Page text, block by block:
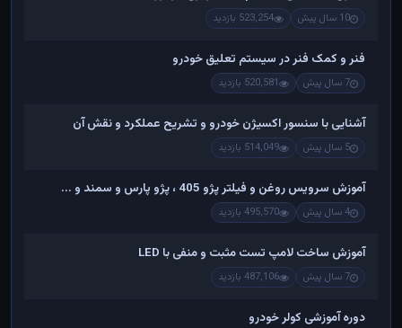
10 سال پیش 523,254 بازدید
فنر و کمک فنر در سیستم تعلیق خودرو
7 سال پیش 520,581 بازدید
آشنایی با سنسور اکسیژن خودرو و تشریح عملکرد و نقش آن
5 سال پیش 514,049 بازدید
آموزش سرویس روغن و فیلتر پژو 405 ، پژو پارس و سمند و ...
4 سال پیش 495,570 بازدید
آموزش ساخت لامپ تست مثبت و منفی با LED
7 سال پیش 487,106 بازدید
دوره آموزشی کولر خودرو